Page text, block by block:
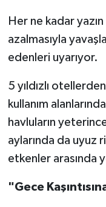
Her ne kadar yazın
azalmasıyla
edenleri uyarıyor.
5 yıldızlı
kullanım
havluların
aylarında da uyuz
etkenler arasında
"Gece